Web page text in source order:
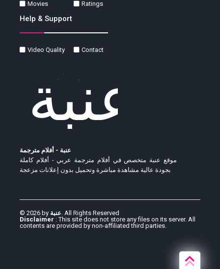
Movies
Ratings
Help & Support
Video Quality Contact
عنبة - أفلام مترجمة
موقع عنبة متخصص في أفلام مترجمة عربي - أفلام كاملة
بجودة عالية مشاهدة مباشرة وتحميل بدون إعلانات مزعجة
© 2026 by عنبة. All Rights Reserved
Disclaimer : This site does not store any files on its server. All
contents are provided by non-affiliated third parties.